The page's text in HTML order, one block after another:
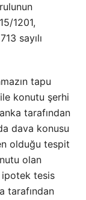
1201,
sayılı
tapu
konutu şerhi
tarafından
dava konusu
olduğu tespit
olan
ipotek tesis
tarafından